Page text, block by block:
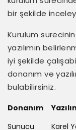
bir şekilde
Kurulum
yazılımın
iyi şekilde
donanım ve
bulabilirsiniz.
Donanım
Sunucu
Karel